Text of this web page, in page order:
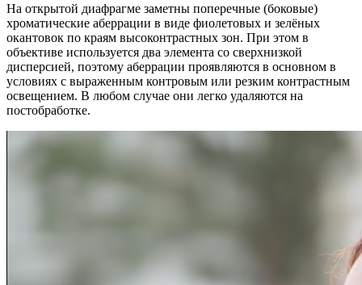
На открытой диафрагме заметны поперечные (боковые)
хроматические аберрации в виде фиолетовых и зелёных
окантовок по краям высоконтрастных зон. При этом в
объективе используется два элемента со сверхнизкой
дисперсией, поэтому аберрации проявляются в основном в
условиях с выраженным контровым или резким контрастным
освещением. В любом случае они легко удаляются на
постобработке.